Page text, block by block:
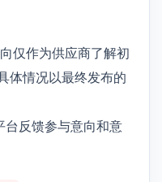
仅作为供应商了解初
体情况以最终发布的
反馈参与意向和意